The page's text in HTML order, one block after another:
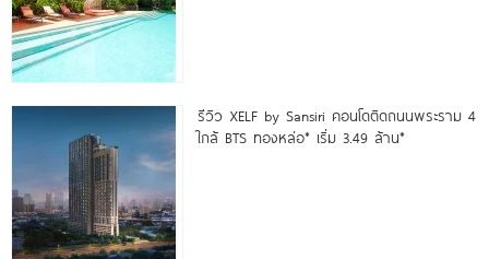
รีวิว XELF by Sansiri คอนโดติดถนนพระราม 4
ใกล้ BTS ทองหล่อ* เริ่ม 3.49 ล้าน*